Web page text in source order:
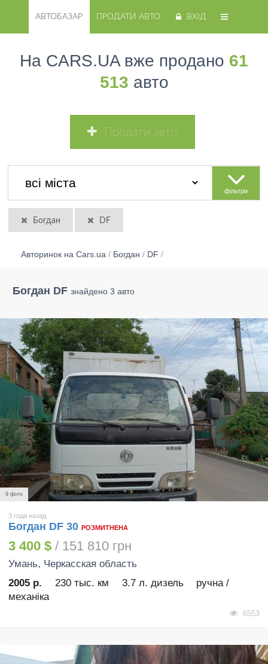
АВТОБАЗАР ПРОДАТИ АВТО ВХІД
На CARS.UA вже продано 61
513 авто
Продати авто
фільтри
Богдан DF
Авторинок на Cars.ua / Богдан / DF /
Богдан DF знайдено 3 авто
9 фото
3 года назад
Богдан DF 30 РОЗМИТНЕНА
3 400 $ / 151 810 грн
Умань, Черкасская область
2005 р.
230 тыс. км 3.7 л. дизель
ручна /
механіка
6553